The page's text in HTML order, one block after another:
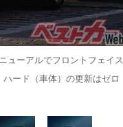
ューアルでフロントフェイス
ード（車体）の更新はゼロ